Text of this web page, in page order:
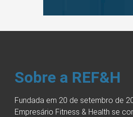
Sobre a REF&H
Fundada em 20 de setembro de
Empresário Fitness & Health se